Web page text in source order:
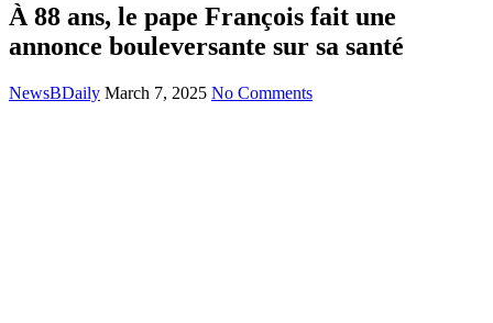
À 88 ans, le pape François fait une
annonce bouleversante sur sa santé
NewsBDaily March 7, 2025 No Comments